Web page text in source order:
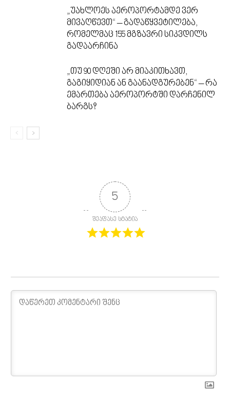
„უახლოეს აეროპორტამდე ვერ
მივაღწევთ“ – გადაწყვეტილება,
რომელმაც 155 მგზავრი სიკვდილს
გადაარჩინა
„თუ 90 დღეში არ მიაკითხავთ,
გაგიყიდიან ან გაანადგურებენ“ – რა
ემართება აეროპორტში დარჩენილ
ბარგს?
5
შეაფასე სტატია